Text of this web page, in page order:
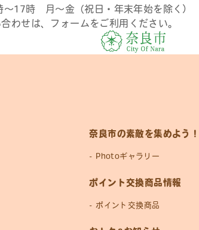
〜17時 月〜金（祝日・年末年始を除く）
わせは、フォームをご利用ください。
奈良市の素敵を集めよう！
Photoギャラリー
ポイント交換商品情報
ポイント交換商品